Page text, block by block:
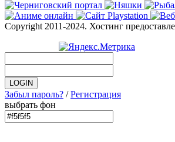
Copyright 2011-2024. Хостинг
Забыл пароль? /Регистрация
выбрать фон